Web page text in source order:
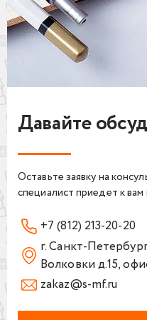
Мебель для
виртуальной
Невероятно
атмосфере
Зона ресепшн
group"
для сетевой
Барная стойка для
Студия фитнеса
Шкафы для
материалов
Давайте
Оставьте заявку на
специалист приедет к
+7 (812) 213-20-20
г. Санкт-
Волковки д.15,
zakaz@s-mf.ru